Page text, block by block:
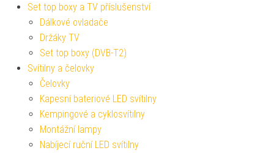
Set top boxy a TV příslušenství
Dálkové ovladače
Držáky TV
Set top boxy (DVB-T2)
Svítilny a čelovky
Čelovky
Kapesní bateriové LED svítilny
Kempingové a cyklosvítilny
Montážní lampy
Nabíjecí ruční LED svítilny